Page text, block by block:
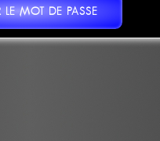
LE MOT DE PASSE